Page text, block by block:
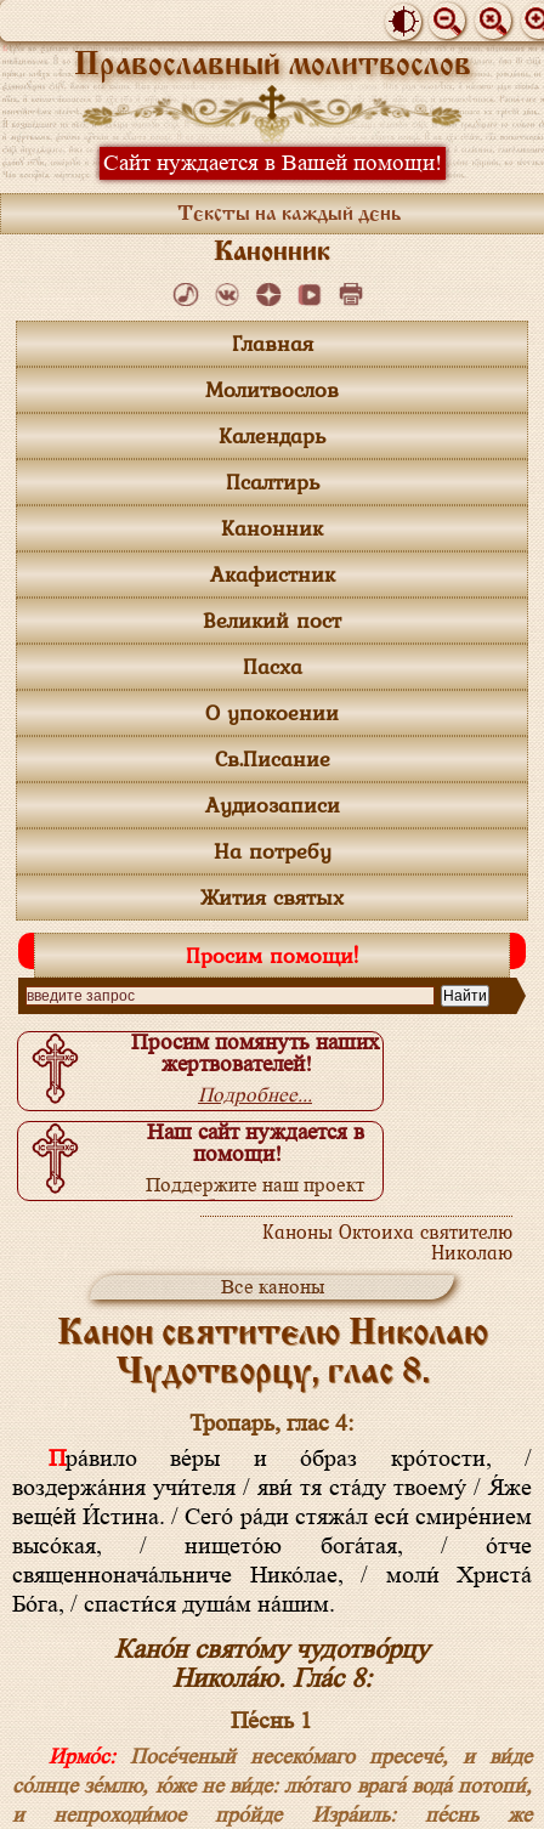
Православный молитвослов
Сайт нуждается в Вашей помощи!
Тексты на каждый день
Канонник
Главная
Молитвослов
Календарь
Псалтирь
Канонник
Акафистник
Великий пост
Пасха
О упокоении
Св.Писание
Аудиозаписи
На потребу
Жития святых
Просим помощи!
Просим помянуть наших
жертвователей!
Подробнее...
Наш сайт нуждается в
помощи!
Поддержите наш проект
Подробнее...
Каноны Октоиха святителю
Николаю
Все каноны
Канон святителю Николаю
Чудотворцу, глас 8.
Тропарь, глас 4:
Пра́вило ве́ры и о́браз кро́тости, /
воздержа́ния учи́теля / яви́ тя ста́ду твоему́ / Я́же
веще́й И́стина. / Сего́ ра́ди стяжа́л еси́ смире́нием
высо́кая, / нището́ю бога́тая, / о́тче
священнонача́льниче Нико́лае, / моли́ Христа́
Бо́га, / спасти́ся душа́м на́шим.
Кано́н свято́му чудотво́рцу
Никола́ю. Гла́с 8:
Пе́снь 1
Ирмо́с:Посе́ченый несеко́маго пресече́, и ви́де
со́лнце зе́млю, ю́же не ви́де: лю́таго врага́ вода́ потопи́,
и непроходи́мое про́йде Изра́иль: пе́снь же